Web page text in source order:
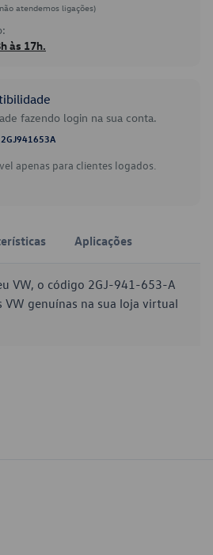
atendemos ligações)
às 17h.
fazendo login na sua conta.
2GJ941653A
apenas para clientes logados.
Aplicações
VW, o código 2GJ-941-653-A
VW genuínas na sua loja virtual